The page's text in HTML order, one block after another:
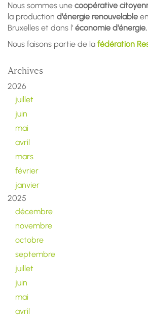
Nous sommes une coopérative
la production d'énergie renouvelable
Bruxelles et dans l' économie d'énergie.
Nous faisons partie de la fédération
Archives
2026
juillet
juin
mai
avril
mars
février
janvier
2025
décembre
novembre
octobre
septembre
juillet
juin
mai
avril